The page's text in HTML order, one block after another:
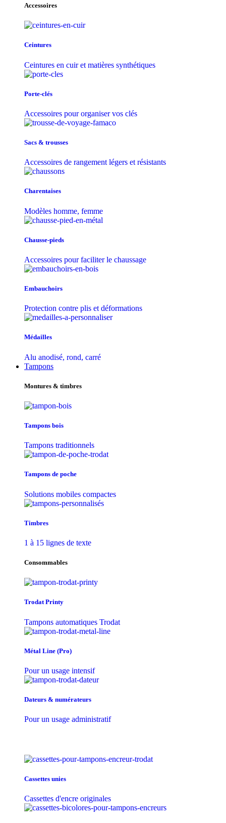
Accessoires
Ceintures
Ceintures en cuir et matières synthétiques
Porte-clés
Accessoires pour organiser vos clés
Sacs & trousse​s
Accessoires de rangement légers et résistants
Charentaises
Modèles homme, femme
Chausse-pieds
Accessoires pour faciliter le chaussage
Embauchoirs
Protection contre plis et déformations
Médailles
Alu anodisé, rond, carré
Tampons
Montures & timbres
Tampons bois
Tampons traditionnels
Tampons de poche
Solutions mobiles compactes
Timbres
1 à 15 lignes de texte
Consommables
Trodat Printy
Tampons automatiques Trodat
Métal Line (Pro)
Pour un usage intensif
Dateurs & numérateurs
Pour un usage administratif
Cassettes unies
Cassettes d'encre originales